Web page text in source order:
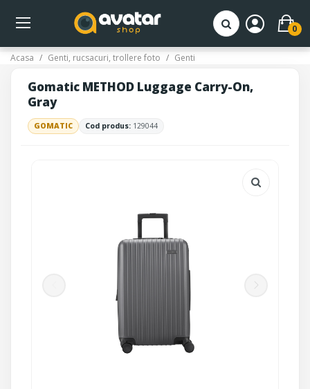
0
Acasa Genti, rucsacuri, trollere foto Genti
Gomatic METHOD Luggage Carry-On,
Gray
GOMATIC Cod produs: 129044